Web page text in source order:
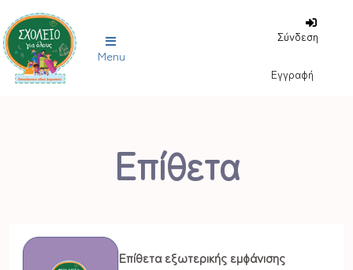
Menu
Σύνδεση
Εγγραφή
Επίθετα
Επίθετα εξωτερικής εμφάνισης